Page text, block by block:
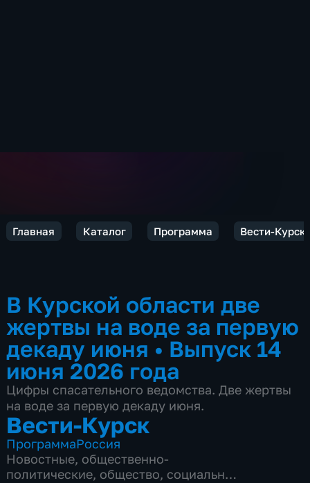
Главная Каталог Программа Вести-Курск
В Курской области две
жертвы на воде за первую
декаду июня • Выпуск 14
июня 2026 года
Цифры спасательного ведомства. Две жертвы
на воде за первую декаду июня.
Вести-Курск
ПрограммаРоссия
Новостные, общественно-
политические, общество, социально-